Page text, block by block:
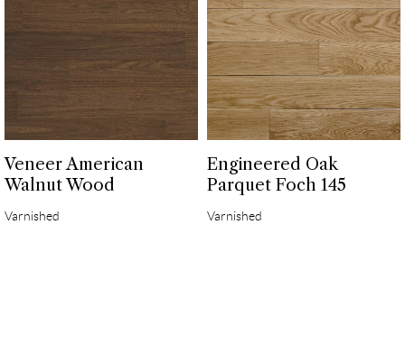
Veneer American
Walnut Wood
Varnished
Engineered Oak
Parquet Foch 145
Varnished